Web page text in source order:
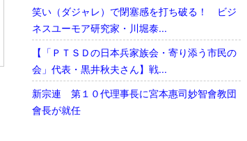
笑い（ダジャレ）で閉塞感を打ち破る！ ビジ
ネスユーモア研究家・川堀泰...
【「ＰＴＳＤの日本兵家族会・寄り添う市民の
会」代表・黒井秋夫さん】戦...
新宗連 第１０代理事長に宮本惠司妙智會教団
會長が就任